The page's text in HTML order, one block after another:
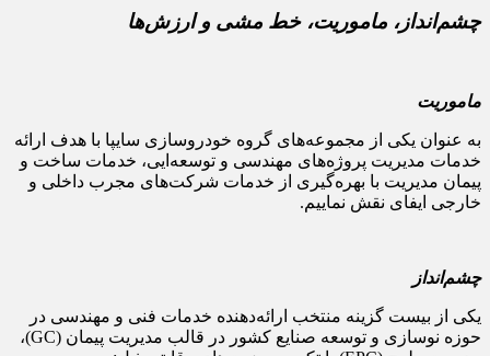
چشم‌انداز،‌ ماموریت، خط مشی و ارزش‌ها
ماموریت
به عنوان یکی از مجموعه‌های گروه خودروسازی سایپا با هدف ارائه
خدمات مدیریت پروژه‌های مهندسی و توسعه‌ایی، خدمات ساخت و
پیمان مدیریت با بهره‌گیری از خدمات شرکت‌های مجرب داخلی و
خارجی ایفای نقش نماییم.
چشم‌انداز
یکی از بیست گزینه منتخب ارائه‌دهنده خدمات فنی و مهندسی در
حوزه نوسازی و توسعه صنایع کشور در قالب مدیریت پیمان (GC)،